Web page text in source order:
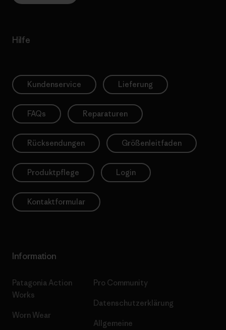
Hilfe
Kundenservice Lieferung
FAQs Reparaturen
Rücksendungen Größenleitfaden
Produktpflege Login
Kontaktformular
Information
Patagonia Action
Works
Worn Wear
Pro Community
Datenschutzerklärung
Allgemeine